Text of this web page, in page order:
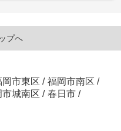
プへ
岡市東区 / 福岡市南区 /
市城南区 / 春日市 /